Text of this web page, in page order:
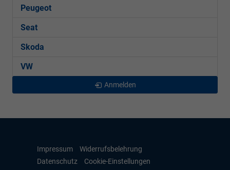
Peugeot
Seat
Skoda
VW
Anmelden
Impressum
Widerrufsbelehrung
Datenschutz
Cookie-Einstellungen